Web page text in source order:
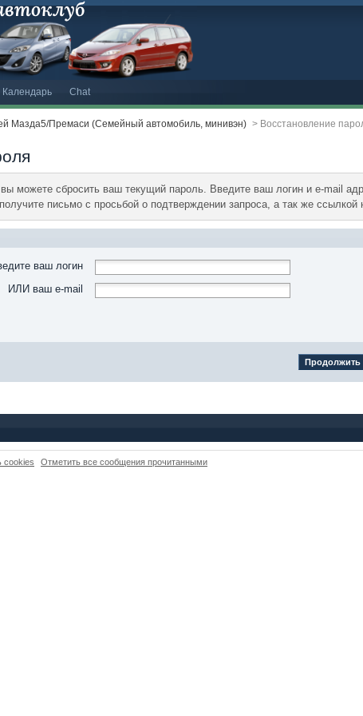
Календарь Chat
Мазда5/Премаси (Семейный автомобиль, минивэн) > Восстановление
можете сбросить ваш текущий пароль. Введите ваш логин и e-mail
письмо с просьбой о подтверждении запроса, а так же ссылкой
ваш логин
ИЛИ ваш e-mail
cookies Отметить все сообщения прочитанными